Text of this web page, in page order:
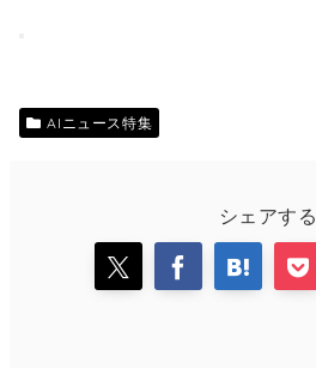
AIニュース特集
シェアする